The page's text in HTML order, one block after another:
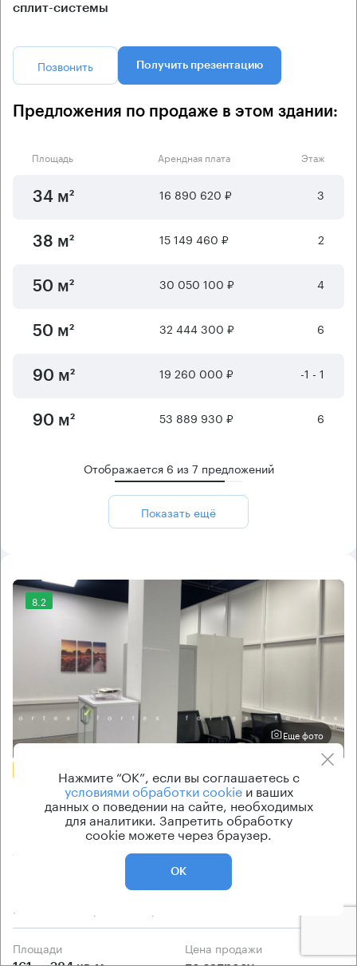
сплит-системы
Позвонить Получить презентацию
Предложения по продаже в этом здании:
Площадь Арендная плата Этаж
34 м² 16 890 620 ₽ 3
38 м² 15 149 460 ₽ 2
50 м² 30 050 100 ₽ 4
50 м² 32 444 300 ₽ 6
90 м² 19 260 000 ₽ -1 - 1
90 м² 53 889 930 ₽ 6
Отображается 6 из7 предложений
Показать ещё
8.2
Еще фото
БЕЗ КОМИССИИ
Бизнес-центр
Розмарин
Москва, улица Намёткина, 18
Площади Цена продажи
Нажмите “ОК”, если вы соглашаетесь с
условиями обработки cookieи ваших
данных о поведении на сайте, необходимых
для аналитики. Запретить обработку
cookie можете через браузер.
ОК